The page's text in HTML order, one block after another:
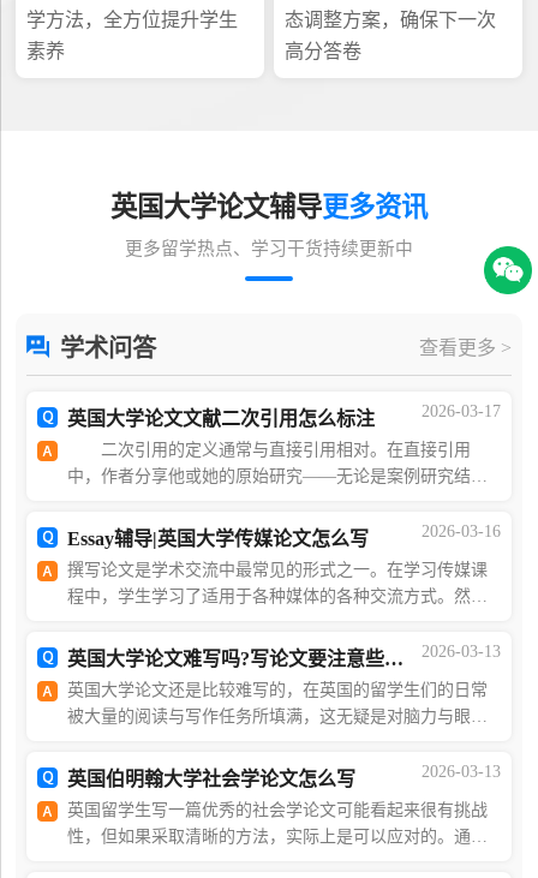
学方法，全方位提升学生
素养
态调整方案，确保下一次
高分答卷
英国大学论文辅导更多资讯
更多留学热点、学习干货持续更新中
学术问答 查看更多 >
2026-03-17
英国大学论文文献二次引用怎么标注
二次引用的定义通常与直接引用相对。在直接引用
中，作者分享他或她的原始研究——无论是案例研究结
用中，作者专注于介绍其他学者的研究，例如在文献综述
2026-03-16
Essay辅导|英国大学传媒论文怎么写
撰写论文是学术交流中最常见的形式之一。在学习传媒课
程中，学生学习了适用于各种媒体的各种交流方式。然
表达自己，并遵循通常的学术标准和标准。通常情况下
2026-03-13
英国大学论文难写吗?写论文要注意些什么?
英国大学论文还是比较难写的，在英国的留学生们的日常
被大量的阅读与写作任务所填满，这无疑是对脑力与眼力
达到预期，皆因英国课程的复杂性与独特性。而在众2026-03-13
英国伯明翰大学社会学论文怎么写
英国留学生写一篇优秀的社会学论文可能看起来很有挑战
性，但如果采取清晰的方法，实际上是可以应对的。通过